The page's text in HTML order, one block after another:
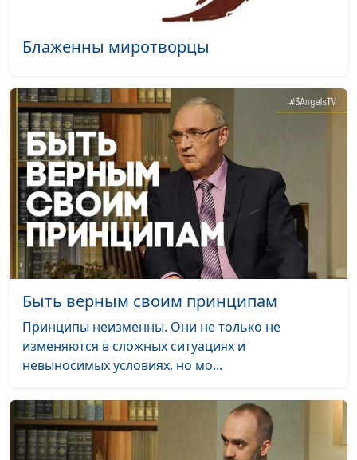
государственного
университета
достичь успеха?
Сергей Давидоглу,
библеист, аспирант
Российского
государственного
гуманитарного
университета
Исав и Иаков: обман,
приведший к добру
Юлия Синицына,
Сергей Давидоглу,
библеист, аспирант
государственного
гуманитарного
университета
Ангелы существуют?
Юлия Синицына,
библеист, аспирант
Российского
государственного
Блаженны миротворцы
Быть верным своим принципам
Принципы неизменны. Они не только не
изменяются в сложных ситуациях и
невыносимых условиях, но мо...